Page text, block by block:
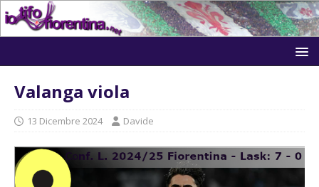
Valanga viola
13 Dicembre 2024 Davide